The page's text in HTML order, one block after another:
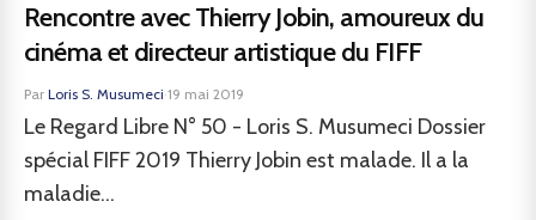
Rencontre avec Thierry Jobin, amoureux du
cinéma et directeur artistique du FIFF
Par Loris S. Musumeci·19 mai 2019
Le Regard Libre N° 50 - Loris S. Musumeci Dossier
spécial FIFF 2019 Thierry Jobin est malade. Il a la
maladie...